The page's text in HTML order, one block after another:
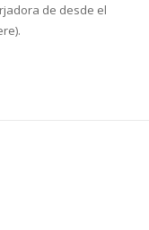
de desde el